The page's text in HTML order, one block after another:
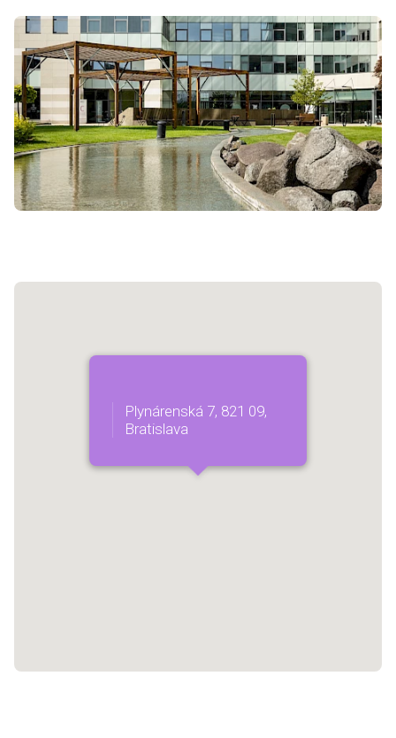
Plynárenská 7, 821 09,
Bratislava